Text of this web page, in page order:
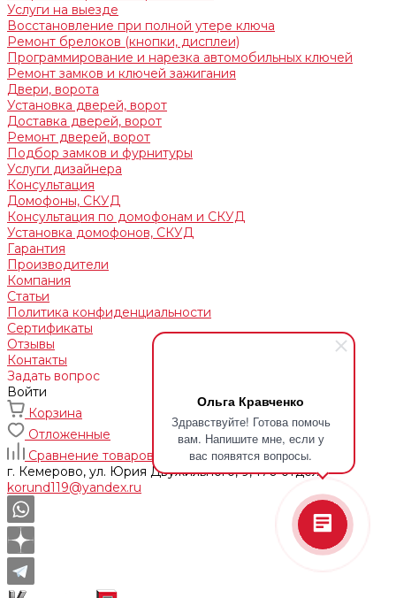
Ольга Кравченко
Здравствуйте! Готова помочь
вам. Напишите мне, если у
вас появятся вопросы.
Услуги на выезде
Восстановление при полной утере ключа
Ремонт брелоков (кнопки, дисплеи)
Программирование и нарезка автомобильных ключей
Ремонт замков и ключей зажигания
Двери, ворота
Установка дверей, ворот
Доставка дверей, ворот
Ремонт дверей, ворот
Подбор замков и фурнитуры
Услуги дизайнера
Консультация
Домофоны, СКУД
Консультация по домофонам и СКУД
Установка домофонов, СКУД
Гарантия
Производители
Компания
Статьи
Политика конфиденциальности
Сертификаты
Отзывы
Контакты
Задать вопрос
Войти
Корзина
Отложенные
Сравнение товаров
г. Кемерово, ул. Юрия Двужильного, 9, 170 отдел
korund119@yandex.ru